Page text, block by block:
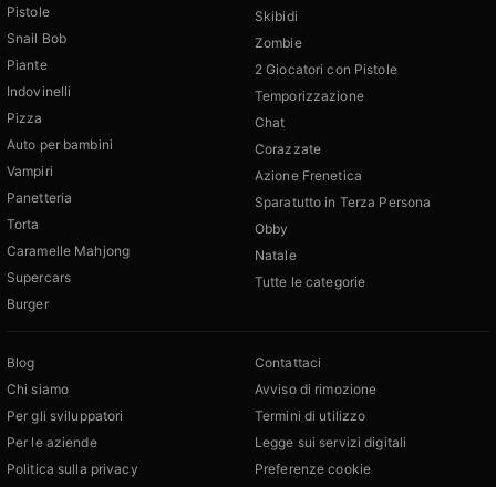
Pistole
Snail Bob
Piante
Indovinelli
Pizza
Auto per bambini
Vampiri
Panetteria
Torta
Caramelle Mahjong
Supercars
Burger
Skibidi
Zombie
2 Giocatori con Pistole
Temporizzazione
Chat
Corazzate
Azione Frenetica
Sparatutto in Terza Persona
Obby
Natale
Tutte le categorie
Blog
Chi siamo
Per gli sviluppatori
Per le aziende
Politica sulla privacy
Contattaci
Avviso di rimozione
Termini di utilizzo
Legge sui servizi digitali
Preferenze cookie